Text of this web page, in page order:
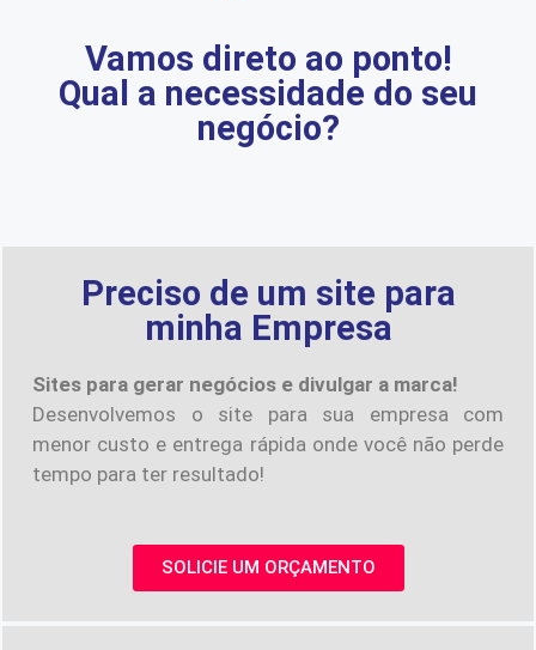
Vamos direto ao ponto!
Qual a necessidade do seu
negócio?
Preciso de um site para
minha Empresa
Sites para gerar negócios e divulgar a marca!
Desenvolvemos o site para sua empresa com
menor custo e entrega rápida onde você não perde
tempo para ter resultado!
SOLICIE UM ORÇAMENTO